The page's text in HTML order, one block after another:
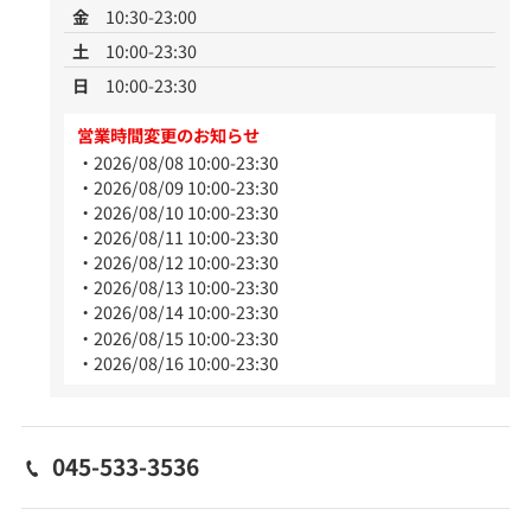
金
10:30-23:00
土
10:00-23:30
日
10:00-23:30
営業時間変更のお知らせ
2026/08/08 10:00-23:30
2026/08/09 10:00-23:30
2026/08/10 10:00-23:30
2026/08/11 10:00-23:30
2026/08/12 10:00-23:30
2026/08/13 10:00-23:30
2026/08/14 10:00-23:30
2026/08/15 10:00-23:30
2026/08/16 10:00-23:30
045-533-3536